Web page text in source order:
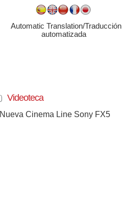
Automatic Translation/Traducción
automatizada
Videoteca
Nueva Cinema Line Sony FX5